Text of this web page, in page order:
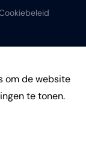
om de website
te tonen.